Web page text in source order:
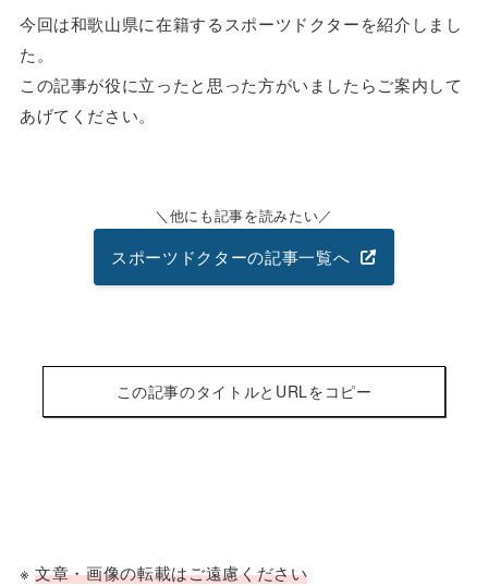
今回は和歌山県に在籍するスポーツドクターを紹介しまし
た。
この記事が役に立ったと思った方がいましたらご案内して
あげてください。
他にも記事を読みたい
スポーツドクターの記事一覧へ
この記事のタイトルとURLをコピー
※文章・画像の転載はご遠慮ください